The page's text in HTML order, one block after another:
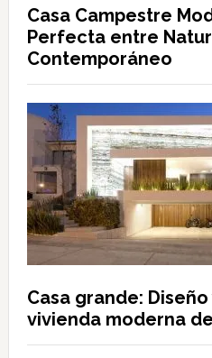
Casa Campestre
Perfecta entre
Contemporáneo
Casa grande:
vivienda moderna